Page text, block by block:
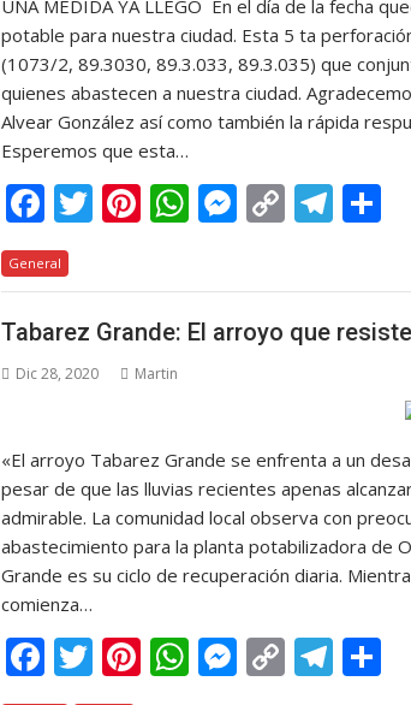
UNA MEDIDA YA LLEGÓ En el día de la fecha
potable para nuestra ciudad. Esta 5 ta
(1073/2, 89.3030, 89.3.033, 89.3.035) que
quienes abastecen a nuestra ciudad.
Alvear González así como también la rápida
Esperemos que esta…
F
ac
e
b
o
o
T
w
itt
er
Pi
nt
er
e
st
W
h
at
s
A
M
e
ss
e
n
C
o
p
y
Li
T
el
e
gr
a
p
ar
ti
General
Tabarez Grande: El arroyo que
Dic 28, 2020 Martin
«El arroyo Tabarez Grande se enfrenta a un
pesar de que las lluvias recientes apenas
admirable. La comunidad local observa con
abastecimiento para la planta potabilizadora de
Grande es su ciclo de recuperación diaria.
comienza…
F T Pi W M C T